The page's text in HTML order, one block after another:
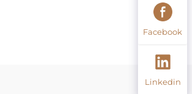
Facebook
Linkedin